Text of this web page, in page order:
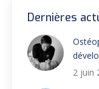
Dernières
2 juin